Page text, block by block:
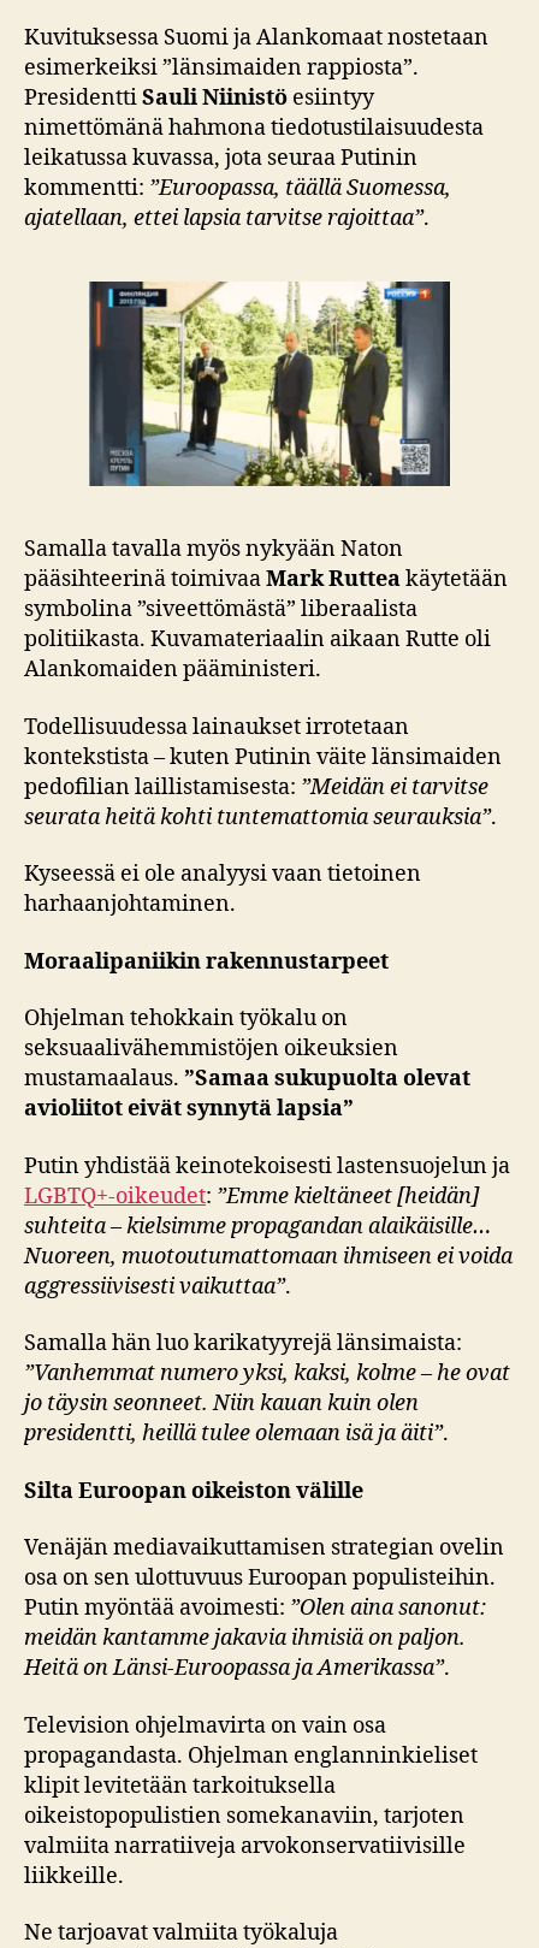
Kuvituksessa Suomi ja Alankomaat nostetaan
esimerkeiksi ”länsimaiden rappiosta”.
PresidenttiSauli Niinistö esiintyy
nimettömänä hahmona tiedotustilaisuudesta
leikatussa kuvassa, jota seuraa Putinin
kommentti: ”Euroopassa, täällä Suomessa,
ajatellaan, ettei lapsia tarvitse rajoittaa”.
Samalla tavalla myös nykyään Naton
pääsihteerinä toimivaaMark Rutteakäytetään
symbolina ”siveettömästä” liberaalista
politiikasta. Kuvamateriaalin aikaan Rutte oli
Alankomaiden pääministeri.
Todellisuudessa lainaukset irrotetaan
kontekstista – kuten Putinin väite länsimaiden
pedofilian laillistamisesta: ”Meidän ei tarvitse
seurata heitä kohti tuntemattomia seurauksia”.
Kyseessä ei ole analyysi vaan tietoinen
harhaanjohtaminen.
Moraalipaniikin rakennustarpeet
Ohjelman tehokkain työkalu on
seksuaalivähemmistöjen oikeuksien
mustamaalaus. ”Samaa sukupuolta olevat
avioliitot eivät synnytä lapsia”
Putin yhdistää keinotekoisesti lastensuojelun ja
LGBTQ+-oikeudet: ”Emme kieltäneet [heidän]
suhteita – kielsimme propagandan alaikäisille…
Nuoreen, muotoutumattomaan ihmiseen ei voida
aggressiivisesti vaikuttaa”.
Samalla hän luo karikatyyrejä länsimaista:
”Vanhemmat numero yksi, kaksi, kolme – he ovat
jo täysin seonneet. Niin kauan kuin olen
presidentti, heillä tulee olemaan isä ja äiti”.
Silta Euroopan oikeiston välille
Venäjän mediavaikuttamisen strategian ovelin
osa on sen ulottuvuus Euroopan populisteihin.
Putin myöntää avoimesti: ”Olen aina sanonut:
meidän kantamme jakavia ihmisiä on paljon.
Heitä on Länsi-Euroopassa ja Amerikassa”.
Television ohjelmavirta on vain osa
propagandasta. Ohjelman englanninkieliset
klipit levitetään tarkoituksella
oikeistopopulistien somekanaviin, tarjoten
valmiita narratiiveja arvokonservatiivisille
liikkeille.
Ne tarjoavat valmiita työkaluja